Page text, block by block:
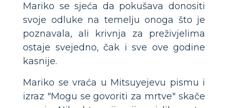
Mariko se sjeća da pokušava donositi
svoje odluke na temelju onoga što je
poznavala, ali krivnja za preživjelima
ostaje svejedno, čak i sve ove godine
kasnije.
Mariko se vraća u Mitsuyejevu pismu i
izraz "Mogu se govoriti za mrtve" skače